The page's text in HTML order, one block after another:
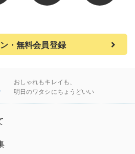
・無料会員登録
おしゃれもキレイも、
明日のワタシにちょうどいい